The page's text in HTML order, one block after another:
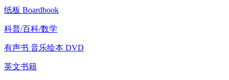
纸板 Boardbook
科普/百科/数学
有声书 音乐绘本 DVD
英文书籍